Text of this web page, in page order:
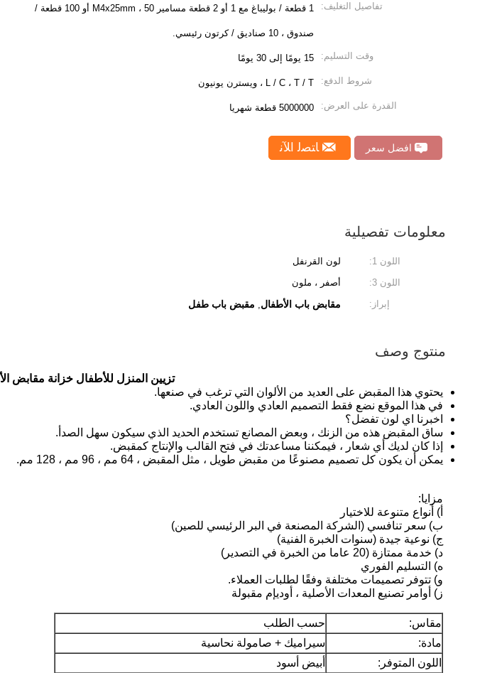
تفاصيل التغليف: 1 قطعة / بوليباغ مع 1 أو 2 قطعة مسامير M4x25mm ، 50 أو 100 قطعة /
صندوق ، 10 صناديق / كرتون رئيسي.
وقت التسليم: 15 يومًا إلى 30 يومًا
شروط الدفع: L / C ، T / T ، ويسترن يونيون
القدرة على العرض: 5000000 قطعة شهريا
افضل سعر ﺎﺘﺼﻟ ﺍﻶﻧ
معلومات تفصيلية
اللون 1: لون القرنفل
اللون 3:
أصفر ، ملون
إبراز:
مقابض باب الأطفال, مقبض باب طفل
منتوج وصف
تزيين المنزل للأطفال خزانة مقابض
يحتوي هذا المقبض على العديد من الألوان التي ترغب في صنعها.
في هذا الموقع نضع فقط التصميم العادي واللون العادي.
اخبرنا اي لون تفضل؟
ساق المقبض هذه من الزنك ، وبعض المصانع تستخدم الحديد الذي سيكون سهل الصدأ.
إذا كان لديك أي شعار ، فيمكننا مساعدتك في فتح القالب والإنتاج كمقبض.
يمكن أن يكون كل تصميم مصنوعًا من مقبض طويل ، مثل المقبض ، 64 مم ، 96 مم ، 128 مم.
مزايا:
أ) أنواع متنوعة للاختيار
ب) سعر تنافسي (الشركة المصنعة في البر الرئيسي للصين)
ج) نوعية جيدة (سنوات الخبرة الفنية)
د) خدمة ممتازة (20 عاما من الخبرة في التصدير)
ه) التسليم الفوري
و) تتوفر تصميمات مختلفة وفقًا لطلبات العملاء.
ز) أوامر تصنيع المعدات الأصلية ، أوديإم مقبولة
مقاس:
حسب الطلب
مادة:
سيراميك + صامولة نحاسية
اللون المتوفر:
أبيض أسود